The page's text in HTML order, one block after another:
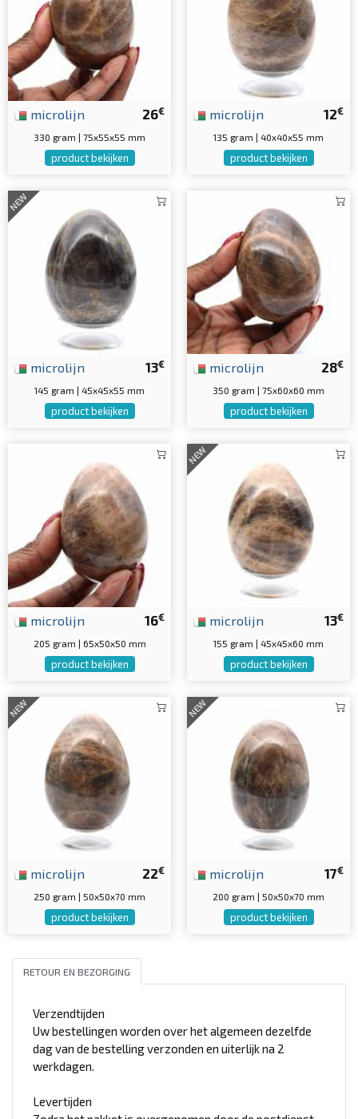
26€
microlijn
330 gram | 75x55x55 mm
product bekijken
12€
microlijn
135 gram | 40x40x55 mm
product bekijken
NEW
13€
microlijn
145 gram | 45x45x55 mm
product bekijken
28€
microlijn
350 gram | 75x60x60 mm
product bekijken
16€
microlijn
205 gram | 65x50x50 mm
product bekijken
NEW
13€
microlijn
155 gram | 45x45x60 mm
product bekijken
NEW
22€
microlijn
250 gram | 50x50x70 mm
product bekijken
NEW
17€
microlijn
200 gram | 50x50x70 mm
product bekijken
RETOUR EN BEZORGING
Verzendtijden
Uw bestellingen worden over het algemeen dezelfde
dag van de bestelling verzonden en uiterlijk na 2
werkdagen.
Levertijden